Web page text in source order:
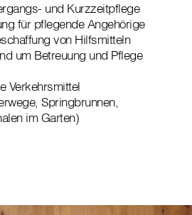
und Kurzzeitpflege
für pflegende Angehörige
von Hilfsmitteln
um Betreuung und Pflege
Verkehrsmittel
Springbrunnen,
im Garten)